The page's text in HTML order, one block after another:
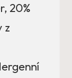
20%
z